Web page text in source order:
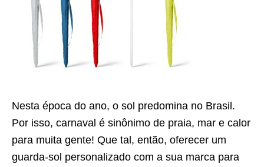
Nesta época do ano, o sol predomina no Brasil.
Por isso, carnaval é sinônimo de praia, mar e calor
para muita gente! Que tal, então, oferecer um
guarda-sol personalizado com a sua marca para